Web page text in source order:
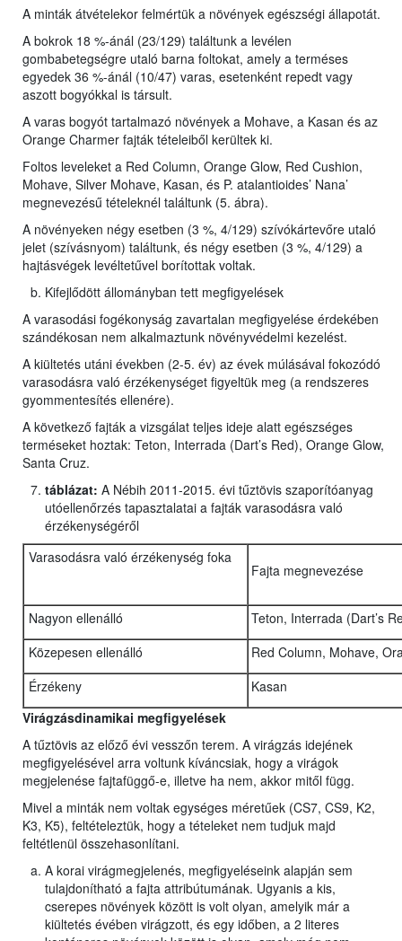
A minták átvételekor felmértük a növények egészségi állapotát.
A bokrok 18 %-ánál (23/129) találtunk a levélen
gombabetegségre utaló barna foltokat, amely a terméses
egyedek 36 %-ánál (10/47) varas, esetenként repedt vagy
aszott bogyókkal is társult.
A varas bogyót tartalmazó növények a Mohave, a Kasan és az
Orange Charmer fajták tételeiből kerültek ki.
Foltos leveleket a Red Column, Orange Glow, Red Cushion,
Mohave, Silver Mohave, Kasan, és P. atalantioides’ Nana’
megnevezésű tételeknél találtunk (5. ábra).
A növényeken négy esetben (3 %, 4/129) szívókártevőre utaló
jelet (szívásnyom) találtunk, és négy esetben (3 %, 4/129) a
hajtásvégek levéltetűvel borítottak voltak.
Kifejlődött állományban tett megfigyelések
A varasodási fogékonyság zavartalan megfigyelése érdekében
szándékosan nem alkalmaztunk növényvédelmi kezelést.
A kiültetés utáni években (2-5. év) az évek múlásával fokozódó
varasodásra való érzékenységet figyeltük meg (a rendszeres
gyommentesítés ellenére).
A következő fajták a vizsgálat teljes ideje alatt egészséges
terméseket hoztak: Teton, Interrada (Dart’s Red), Orange Glow,
Santa Cruz.
táblázat: A Nébih 2011-2015. évi tűztövis szaporítóanyag
utóellenőrzés tapasztalatai a fajták varasodásra való
érzékenységéről
Varasodásra való érzékenység foka
Fajta megnevezése
Nagyon ellenálló
Teton, Interrada (Dart’s
Közepesen ellenálló
Red Column, Mohave,
Érzékeny
Kasan
Virágzásdinamikai megfigyelések
A tűztövis az előző évi vesszőn terem. A virágzás idejének
megfigyelésével arra voltunk kíváncsiak, hogy a virágok
megjelenése fajtafüggő-e, illetve ha nem, akkor mitől függ.
Mivel a minták nem voltak egységes méretűek (CS7, CS9, K2,
K3, K5), feltételeztük, hogy a tételeket nem tudjuk majd
feltétlenül összehasonlítani.
A korai virágmegjelenés, megfigyeléseink alapján sem
tulajdonítható a fajta attribútumának. Ugyanis a kis,
cserepes növények között is volt olyan, amelyik már a
kiültetés évében virágzott, és egy időben, a 2 literes